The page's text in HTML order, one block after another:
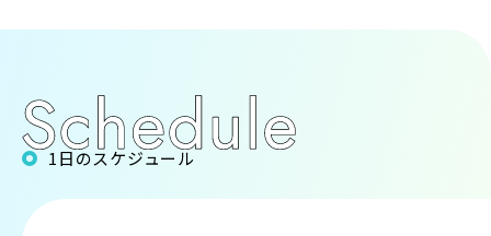
1日のスケジュール